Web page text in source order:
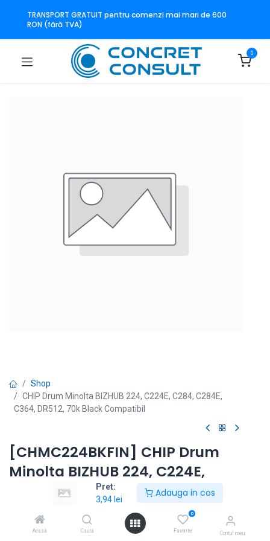
Pret:
3,94lei
Adauga in cos
Acasă Caută
0
Favorite Contul meu
TRANSPORT GRATUIT pentru comenzi mai mari de 600
RON (fără TVA)
0
Shop
CHIP Drum Minolta BIZHUB 224, C224E, C284, C284E,
C364, DR512, 70k Black Compatibil
[CHMC224BKFIN] CHIP Drum
Minolta BIZHUB 224, C224E,
C284, C284E, C364, DR512, 70k
Black Compatibil
Modele echipamente: Bizhub C 221, Bizhub C 224, Bizhub